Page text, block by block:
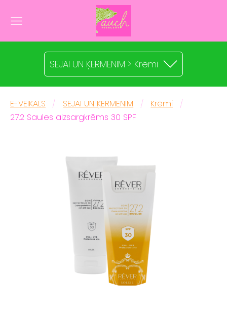
SEJAI UN ĶERMENIM > Krēmi
E-VEIKALS SEJAI UN ĶERMENIM
Krēmi
27.2 Saules aizsargkrēms 30 SPF